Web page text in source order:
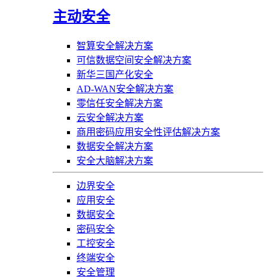
主动安全
智算安全解决方案
可信数据空间安全解决方案
新华三国产化安全
AD-WAN安全解决方案
零信任安全解决方案
云安全解决方案
商用密码应用安全性评估解决方案
数据安全解决方案
安全大脑解决方案
边界安全
应用安全
数据安全
密码安全
工控安全
终端安全
安全管理